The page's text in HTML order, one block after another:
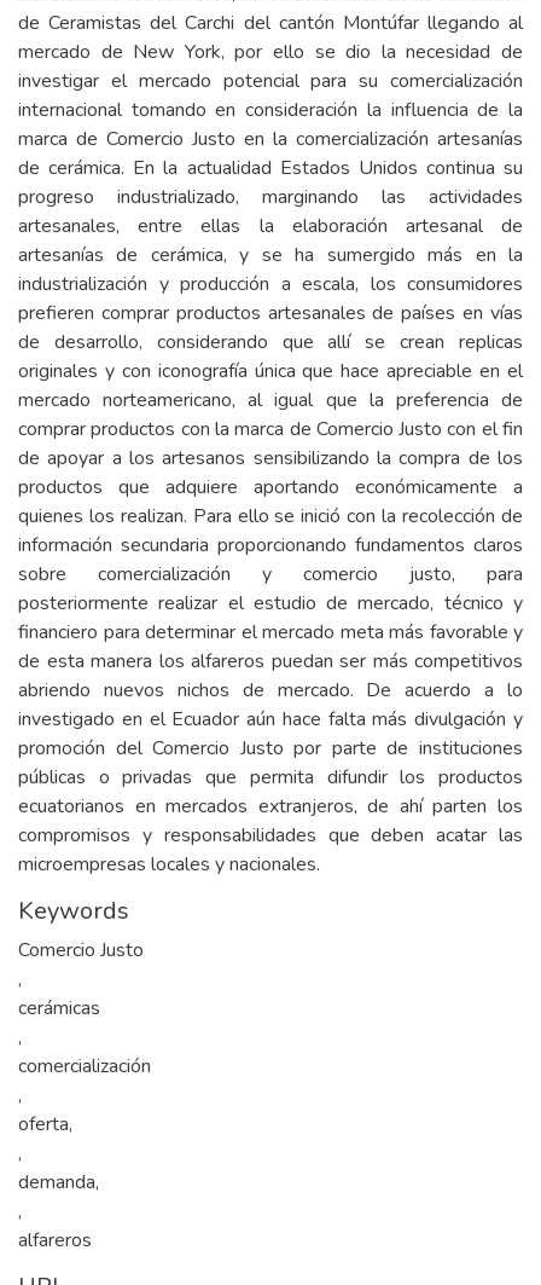
de Ceramistas del Carchi del cantón Montúfar llegando al
mercado de New York, por ello se dio la necesidad de
investigar el mercado potencial para su comercialización
internacional tomando en consideración la influencia de la
marca de Comercio Justo en la comercialización artesanías
de cerámica. En la actualidad Estados Unidos continua su
progreso industrializado, marginando las actividades
artesanales, entre ellas la elaboración artesanal de
artesanías de cerámica, y se ha sumergido más en la
industrialización y producción a escala, los consumidores
prefieren comprar productos artesanales de países en vías
de desarrollo, considerando que allí se crean replicas
originales y con iconografía única que hace apreciable en el
mercado norteamericano, al igual que la preferencia de
comprar productos con la marca de Comercio Justo con el fin
de apoyar a los artesanos sensibilizando la compra de los
productos que adquiere aportando económicamente a
quienes los realizan. Para ello se inició con la recolección de
información secundaria proporcionando fundamentos claros
sobre comercialización y comercio justo, para
posteriormente realizar el estudio de mercado, técnico y
financiero para determinar el mercado meta más favorable y
de esta manera los alfareros puedan ser más competitivos
abriendo nuevos nichos de mercado. De acuerdo a lo
investigado en el Ecuador aún hace falta más divulgación y
promoción del Comercio Justo por parte de instituciones
públicas o privadas que permita difundir los productos
ecuatorianos en mercados extranjeros, de ahí parten los
compromisos y responsabilidades que deben acatar las
microempresas locales y nacionales.
Keywords
Comercio Justo
,
cerámicas
,
comercialización
,
oferta,
,
demanda,
,
alfareros